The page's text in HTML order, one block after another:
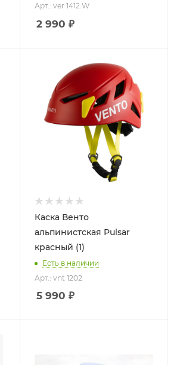
Арт.: ver 1412.W
2 990 ₽
Каска Венто
альпинистская Pulsar
красный (1)
Есть в наличии
Арт.: vnt 1202
5 990 ₽